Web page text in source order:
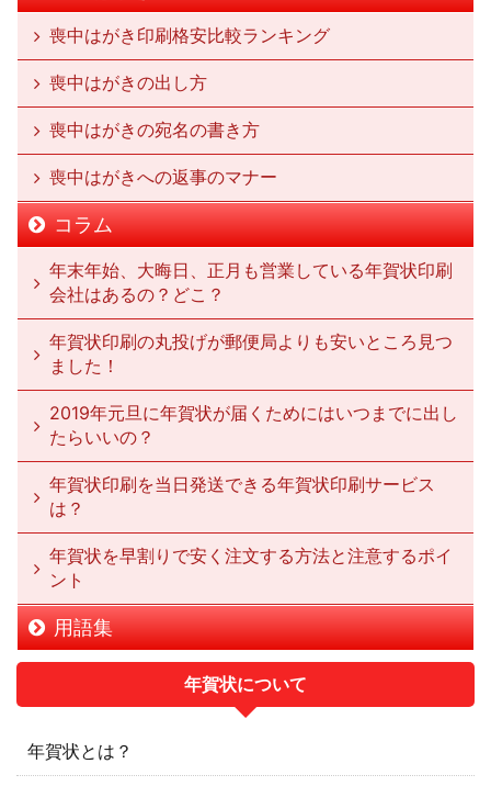
喪中はがき印刷格安比較ランキング
喪中はがきの出し方
喪中はがきの宛名の書き方
喪中はがきへの返事のマナー
コラム
年末年始、大晦日、正月も営業している年賀状印刷
会社はあるの？どこ？
年賀状印刷の丸投げが郵便局よりも安いところ見つ
ました！
2019年元旦に年賀状が届くためにはいつまでに出し
たらいいの？
年賀状印刷を当日発送できる年賀状印刷サービス
は？
年賀状を早割りで安く注文する方法と注意するポイ
ント
用語集
年賀状について
年賀状とは？